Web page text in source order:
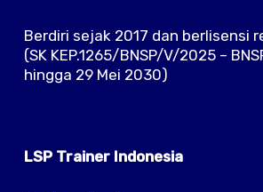
Berdiri sejak 2017 dan berlisensi
(SK KEP.1265/BNSP/V/2025 –
hingga 29 Mei 2030)
LSP Trainer Indonesia